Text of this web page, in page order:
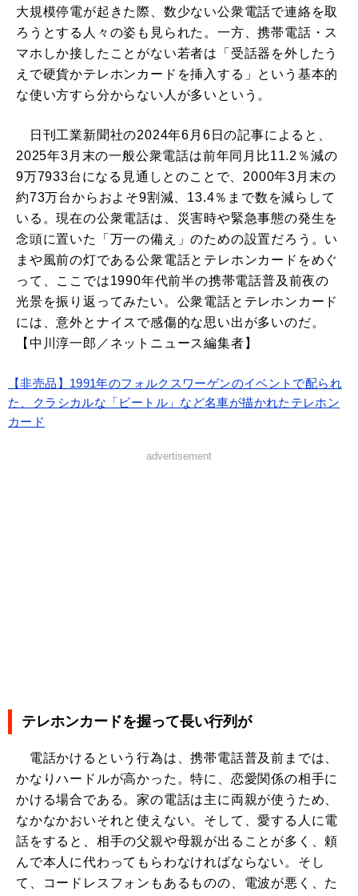
大規模停電が起きた際、数少ない公衆電話で連絡を取
ろうとする人々の姿も見られた。一方、携帯電話・ス
マホしか接したことがない若者は「受話器を外したう
えで硬貨かテレホンカードを挿入する」という基本的
な使い方すら分からない人が多いという。
日刊工業新聞社の2024年6月6日の記事によると、
2025年3月末の一般公衆電話は前年同月比11.2％減の
9万7933台になる見通しとのことで、2000年3月末の
約73万台からおよそ9割減、13.4％まで数を減らして
いる。現在の公衆電話は、災害時や緊急事態の発生を
念頭に置いた「万一の備え」のための設置だろう。い
まや風前の灯である公衆電話とテレホンカードをめぐ
って、ここでは1990年代前半の携帯電話普及前夜の
光景を振り返ってみたい。公衆電話とテレホンカード
には、意外とナイスで感傷的な思い出が多いのだ。
【中川淳一郎／ネットニュース編集者】
【非売品】1991年のフォルクスワーゲンのイベントで配られ
た、クラシカルな「ビートル」など名車が描かれたテレホン
カード
advertisement
テレホンカードを握って長い行列が
電話かけるという行為は、携帯電話普及前までは、
かなりハードルが高かった。特に、恋愛関係の相手に
かける場合である。家の電話は主に両親が使うため、
なかなかおいそれと使えない。そして、愛する人に電
話をすると、相手の父親や母親が出ることが多く、頼
んで本人に代わってもらわなければならない。そし
て、コードレスフォンもあるものの、電波が悪く、た